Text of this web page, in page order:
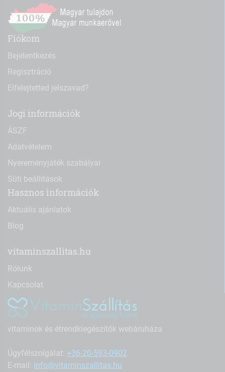
Fiókom
Bejelentkezés
Regisztráció
Elfelejtetted jelszavad?
Jogi információk
ÁSZF
Adatvételem
Nyereményjáték szabályai
Süti beállítások
Hasznos információk
Aktuális ajánlatok
Blog
vitaminszallitas.hu
Rólunk
Kapcsolat
vitaminok és étrendkiegészítők webáruháza
Ügyfélszolgálat: +36-20-593-0902
E-mail: info@vitaminszallitas.hu